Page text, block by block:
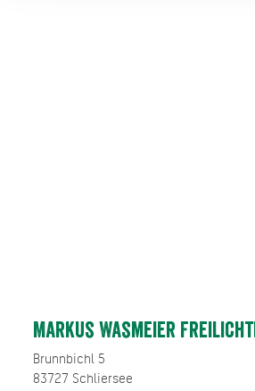
Markus Wasmeier
Brunnbichl 5
83727 Schliersee